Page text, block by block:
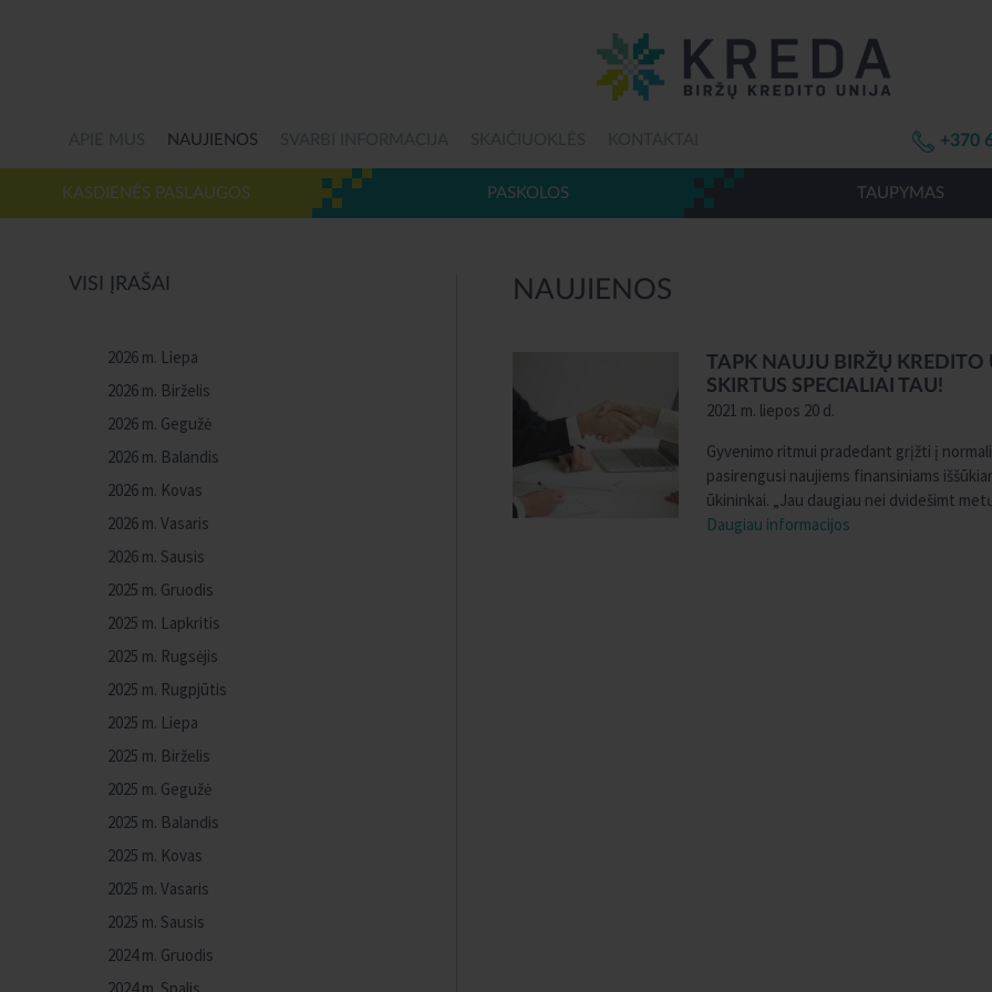
NAUJIENOS +370
KASDIENĖS PASLAUGOS PASKOLOS TAUPYMAS
NAUJIENOS
TAPK NAUJU BIRŽŲ KREDITO
SKIRTUS SPECIALIAI TAU!
2021 m. liepos 20 d.
Gyvenimo ritmui pradedant grįžti į
pasirengusi naujiems finansiniams
ūkininkai. „Jau daugiau nei dvidešimt
Daugiau informacijos
VISI ĮRAŠAI
2026 m. Liepa
2026 m. Birželis
2026 m. Gegužė
2026 m. Balandis
2026 m. Kovas
2026 m. Vasaris
2026 m. Sausis
2025 m. Gruodis
2025 m. Lapkritis
2025 m. Rugsėjis
2025 m. Rugpjūtis
2025 m. Liepa
2025 m. Birželis
2025 m. Gegužė
2025 m. Balandis
2025 m. Kovas
2025 m. Vasaris
2025 m. Sausis
2024 m. Gruodis